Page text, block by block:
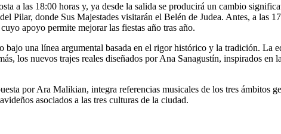
a las 18:00 horas y, ya desde la salida se producirá un cambio
Pilar, donde Sus Majestades visitarán el Belén de Judea. Antes, a las
apoyo permite mejorar las fiestas año tras año.
bajo una línea argumental basada en el rigor histórico y la tradición. La
los nuevos trajes reales diseñados por Ana Sanagustín, inspirados
por Ara Malikian, integra referencias musicales de los tres ámbitos
asociados a las tres culturas de la ciudad.